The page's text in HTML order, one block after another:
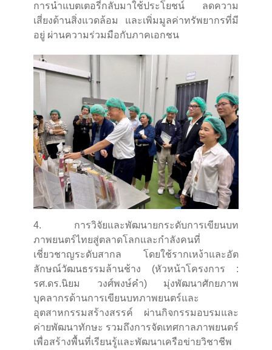
การนำแบตเตอรี่กลับมาใช้ประโยชน์ ลดความ
เสี่ยงด้านสิ่งแวดล้อม และเพิ่มมูลค่าทรัพยากรที่มี
อยู่ ผ่านความร่วมมือกับภาคเอกชน
4. การวิจัยและพัฒนายกระดับการเขียนบท
ภาพยนตร์ไทยสู่ตลาดโลกและกำลังคนที่
เชี่ยวชาญระดับสากล โดยใช้รากเหง้าและอัต
ลักษณ์วัฒนธรรมล้านช้าง (หัวหน้าโครงการ :
รศ.ดร.นิยม วงศ์พงษ์คำ) มุ่งพัฒนาศักยภาพ
บุคลากรด้านการเขียนบทภาพยนตร์และ
อุตสาหกรรมสร้างสรรค์ ผ่านกิจกรรมอบรมและ
ค่ายพัฒนาทักษะ รวมถึงการจัดเทศกาลภาพยนตร์
เพื่อสร้างพื้นที่เรียนรู้และพัฒนาเครือข่ายวิชาชีพ